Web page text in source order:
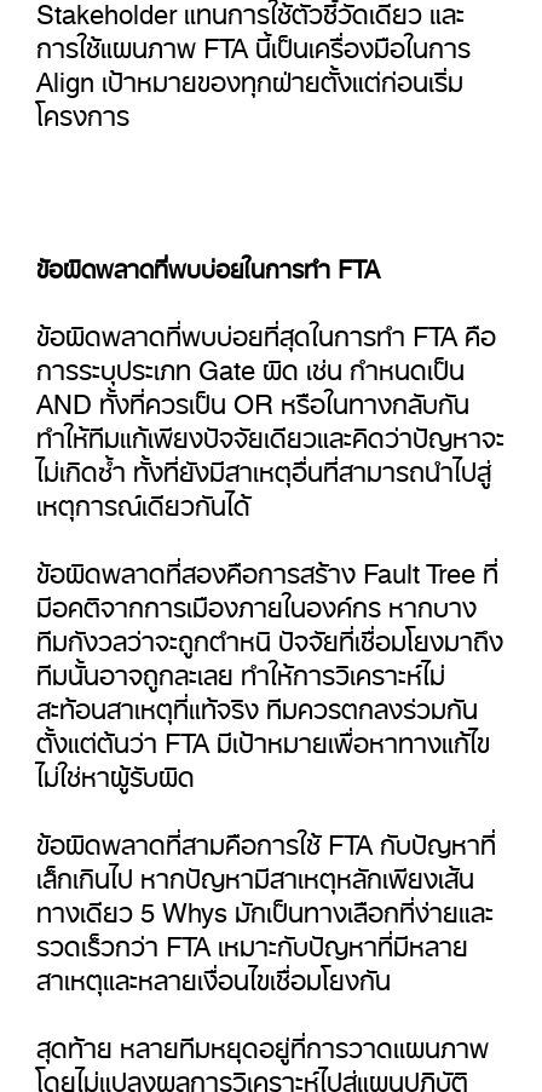
การใช้แผนภาพ FTA นี้เป็นเครื่องมือในการ
Align เป้าหมายของทุกฝ่ายตั้งแต่ก่อนเริ่ม
โครงการ
ข้อผิดพลาดที่พบบ่อยในการทำ FTA
ข้อผิดพลาดที่พบบ่อยที่สุดในการทำ FTA คือ
การระบุประเภท Gate ผิด เช่น กำหนดเป็น
AND ทั้งที่ควรเป็น OR หรือในทางกลับกัน
ทำให้ทีมแก้เพียงปัจจัยเดียวและคิดว่าปัญหาจะ
ไม่เกิดซ้ำ ทั้งที่ยังมีสาเหตุอื่นที่สามารถนำไปสู่
เหตุการณ์เดียวกันได้
ข้อผิดพลาดที่สองคือการสร้าง Fault Tree ที่
มีอคติจากการเมืองภายในองค์กร หากบาง
ทีมกังวลว่าจะถูกตำหนิ ปัจจัยที่เชื่อมโยงมาถึง
ทีมนั้นอาจถูกละเลย ทำให้การวิเคราะห์ไม่
สะท้อนสาเหตุที่แท้จริง ทีมควรตกลงร่วมกัน
ตั้งแต่ต้นว่า FTA มีเป้าหมายเพื่อหาทางแก้ไข
ไม่ใช่หาผู้รับผิด
ข้อผิดพลาดที่สามคือการใช้ FTA กับปัญหาที่
เล็กเกินไป หากปัญหามีสาเหตุหลักเพียงเส้น
ทางเดียว 5 Whys มักเป็นทางเลือกที่ง่ายและ
รวดเร็วกว่า FTA เหมาะกับปัญหาที่มีหลาย
สาเหตุและหลายเงื่อนไขเชื่อมโยงกัน
สุดท้าย หลายทีมหยุดอยู่ที่การวาดแผนภาพ
โดยไม่แปลงผลการวิเคราะห์ไปสู่แผนปฏิบัติ